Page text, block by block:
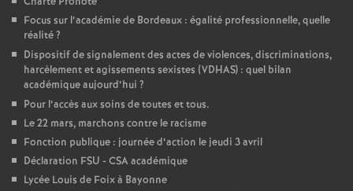
Focus sur l’académie de Bordeaux : égalité professionnelle, quelle
réalité?
Dispositif de signalement des actes de violences, discriminations,
harcèlement et agissements sexistes (VDHAS) : quel bilan
académique aujourd’hui ?
Pour l’accès aux soins de toutes et tous.
Le 22 mars, marchons contre le racisme
Fonction publique : journée d’action le jeudi 3 avril
Déclaration FSU - CSA académique
Lycée Louis de Foix à Bayonne